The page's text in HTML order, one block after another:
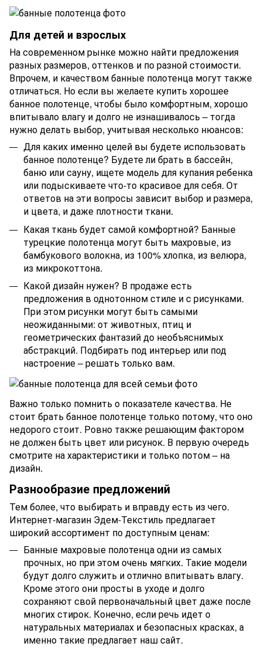
Для детей и взрослых
На современном рынке можно найти предложения
разных размеров, оттенков и по разной стоимости.
Впрочем, и качеством банные полотенца могут также
отличаться. Но если вы желаете купить хорошее
банное полотенце, чтобы было комфортным, хорошо
впитывало влагу и долго не изнашивалось – тогда
нужно делать выбор, учитывая несколько нюансов:
Для каких именно целей вы будете использовать
банное полотенце? Будете ли брать в бассейн,
баню или сауну, ищете модель для купания ребенка
или подыскиваете что-то красивое для себя. От
ответов на эти вопросы зависит выбор и размера,
и цвета, и даже плотности ткани.
Какая ткань будет самой комфортной? Банные
турецкие полотенца могут быть махровые, из
бамбукового волокна, из 100% хлопка, из велюра,
из микрокоттона.
Какой дизайн нужен? В продаже есть
предложения в однотонном стиле и с рисунками.
При этом рисунки могут быть самыми
неожиданными: от животных, птиц и
геометрических фантазий до необъяснимых
абстракций. Подбирать под интерьер или под
настроение – решать только вам.
Важно только помнить о показателе качества. Не
стоит брать банное полотенце только потому, что оно
недорого стоит. Ровно также решающим фактором
не должен быть цвет или рисунок. В первую очередь
смотрите на характеристики и только потом – на
дизайн.
Разнообразие предложений
Тем более, что выбирать и вправду есть из чего.
Интернет-магазин Эдем-Текстиль предлагает
широкий ассортимент по доступным ценам:
Банные махровые полотенца одни из самых
прочных, но при этом очень мягких. Такие модели
будут долго служить и отлично впитывать влагу.
Кроме этого они просты в уходе и долго
сохраняют свой первоначальный цвет даже после
многих стирок. Конечно, если речь идет о
натуральных материалах и безопасных красках, а
именно такие предлагает наш сайт.